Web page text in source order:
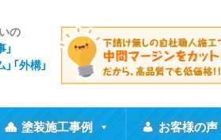
の
」
「外構」
塗装施工事例 お客様の声